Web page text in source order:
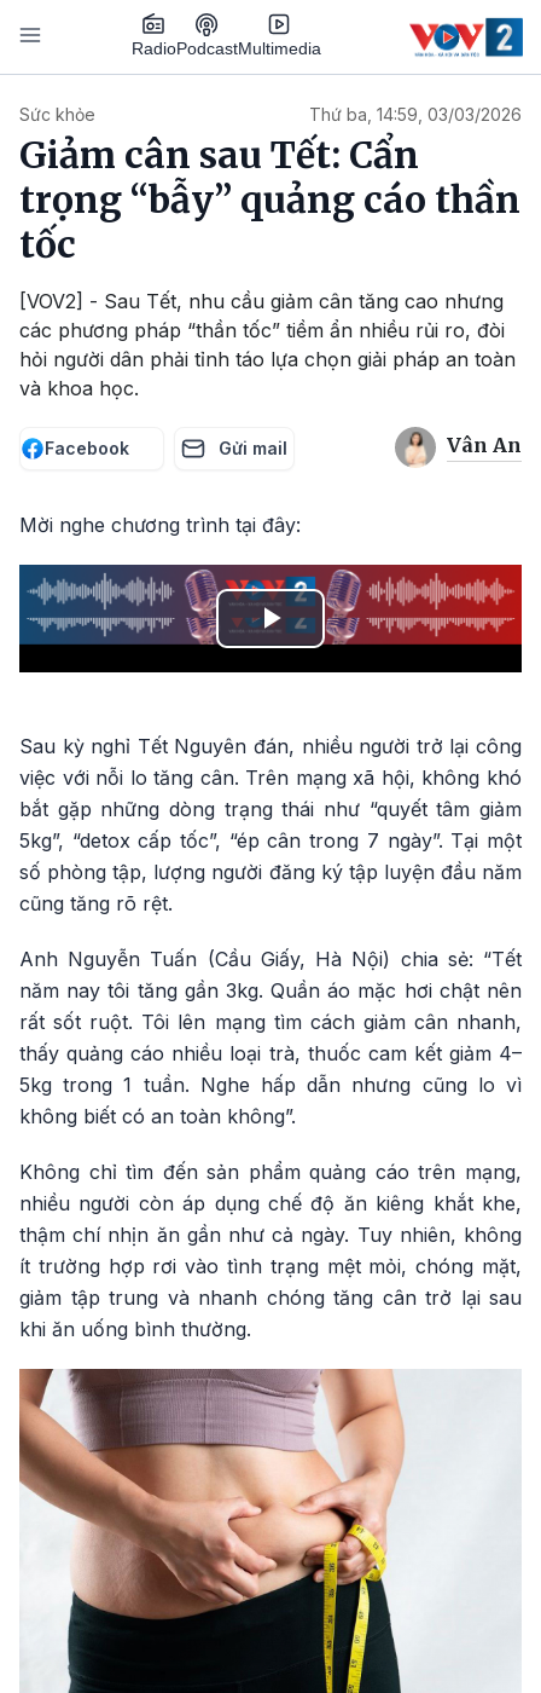
Nhảy đến nội dung
RadioPodcastMultimedia
Sức khỏe Thứ ba, 14:59, 03/03/2026
Giảm cân sau Tết: Cẩn
trọng “bẫy” quảng cáo thần
tốc
[VOV2] - Sau Tết, nhu cầu giảm cân tăng cao nhưng
các phương pháp “thần tốc” tiềm ẩn nhiều rủi ro, đòi
hỏi người dân phải tỉnh táo lựa chọn giải pháp an toàn
và khoa học.
Facebook Gửi mail Vân An
Mời nghe chương trình tại đây:
Play
Sau kỳ nghỉ Tết Nguyên đán, nhiều người trở lại công
việc với nỗi lo tăng cân. Trên mạng xã hội, không khó
bắt gặp những dòng trạng thái như “quyết tâm giảm
5kg”, “detox cấp tốc”, “ép cân trong 7 ngày”. Tại một
số phòng tập, lượng người đăng ký tập luyện đầu năm
cũng tăng rõ rệt.
Anh Nguyễn Tuấn (Cầu Giấy, Hà Nội) chia sẻ: “Tết
năm nay tôi tăng gần 3kg. Quần áo mặc hơi chật nên
rất sốt ruột. Tôi lên mạng tìm cách giảm cân nhanh,
thấy quảng cáo nhiều loại trà, thuốc cam kết giảm 4–
5kg trong 1 tuần. Nghe hấp dẫn nhưng cũng lo vì
không biết có an toàn không”.
Không chỉ tìm đến sản phẩm quảng cáo trên mạng,
nhiều người còn áp dụng chế độ ăn kiêng khắt khe,
thậm chí nhịn ăn gần như cả ngày. Tuy nhiên, không
ít trường hợp rơi vào tình trạng mệt mỏi, chóng mặt,
giảm tập trung và nhanh chóng tăng cân trở lại sau
khi ăn uống bình thường.